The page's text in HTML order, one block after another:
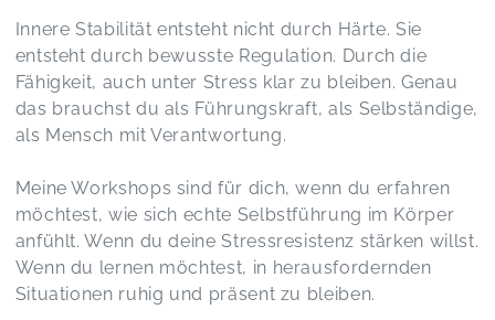
Innere Stabilität entsteht nicht durch Härte. Sie
entsteht durch bewusste Regulation. Durch die
Fähigkeit, auch unter Stress klar zu bleiben. Genau
das brauchst du als Führungskraft, als Selbständige,
als Mensch mit Verantwortung.
Meine Workshops sind für dich, wenn du erfahren
möchtest, wie sich echte Selbstführung im Körper
anfühlt. Wenn du deine Stressresistenz stärken willst.
Wenn du lernen möchtest, in herausfordernden
Situationen ruhig und präsent zu bleiben.